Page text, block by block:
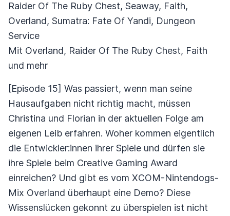
Raider Of The Ruby Chest, Seaway, Faith,
Overland, Sumatra: Fate Of Yandi, Dungeon
Service
Mit Overland, Raider Of The Ruby Chest, Faith
und mehr
[Episode 15] Was passiert, wenn man seine
Hausaufgaben nicht richtig macht, müssen
Christina und Florian in der aktuellen Folge am
eigenen Leib erfahren. Woher kommen eigentlich
die Entwickler:innen ihrer Spiele und dürfen sie
ihre Spiele beim Creative Gaming Award
einreichen? Und gibt es vom XCOM-Nintendogs-
Mix Overland überhaupt eine Demo? Diese
Wissenslücken gekonnt zu überspielen ist nicht